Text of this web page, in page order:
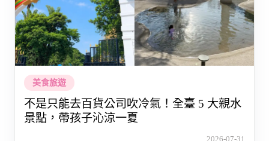
美食旅遊
不是只能去百貨公司吹冷氣！全臺 5 大親水
景點，帶孩子沁涼一夏
2026-07-31